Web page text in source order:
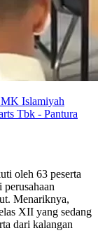
Islamiyah
Tbk - Pantura
oleh 63 peserta
Menariknya,
XII yang sedang
dari kalangan